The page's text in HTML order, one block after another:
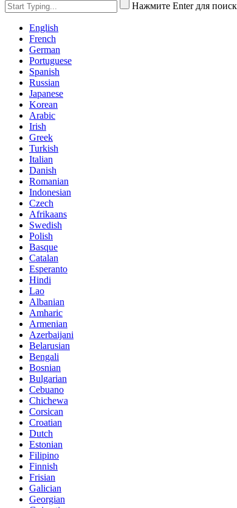
Нажмите Enter для
English
French
German
Portuguese
Spanish
Russian
Japanese
Korean
Arabic
Irish
Greek
Turkish
Italian
Danish
Romanian
Indonesian
Czech
Afrikaans
Swedish
Polish
Basque
Catalan
Esperanto
Hindi
Lao
Albanian
Amharic
Armenian
Azerbaijani
Belarusian
Bengali
Bosnian
Bulgarian
Cebuano
Chichewa
Corsican
Croatian
Dutch
Estonian
Filipino
Finnish
Frisian
Galician
Georgian